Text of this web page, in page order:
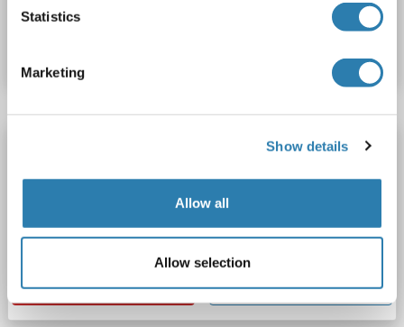
Statistics
Marketing
Show details
Allow all
Allow selection
Produktnummer ABIN2151416
Secernin 1 Antikörper (AA 10-37)
SCRN1 Reaktivität: Human, Maus
WB, IHC, ELISA, FACS
Polyclonal unconjugated
Produktnummer ABIN2580284
Datenblatt Details